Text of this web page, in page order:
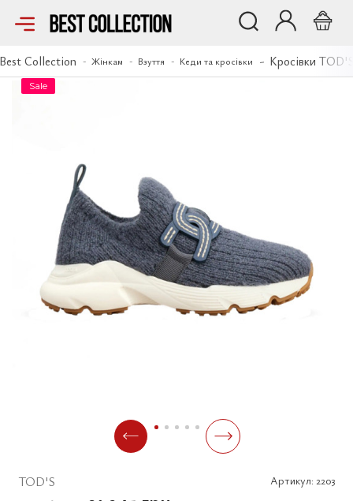
Collection Жінкам Взуття Кеди та кросівки Кросівки
Кросівки TOD'S
Sale
TOD'S Артикул: 2203